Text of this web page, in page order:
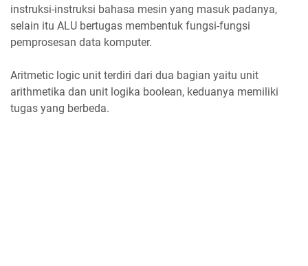
instruksi-instruksi bahasa mesin yang masuk padanya,
selain itu ALU bertugas membentuk fungsi-fungsi
pemprosesan data komputer.
Aritmetic logic unit terdiri dari dua bagian yaitu unit
arithmetika dan unit logika boolean, keduanya memiliki
tugas yang berbeda.